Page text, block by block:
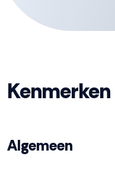
Kenmerken
Algemeen